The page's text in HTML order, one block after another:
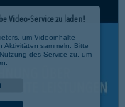
Video-Service zu laden!
um Videoinhalte
Aktivitäten sammeln. Bitte
des Service zu, um